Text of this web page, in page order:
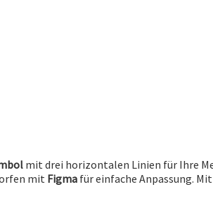
mit drei horizontalen Linien für Ihre
mitFigma für einfache Anpassung.